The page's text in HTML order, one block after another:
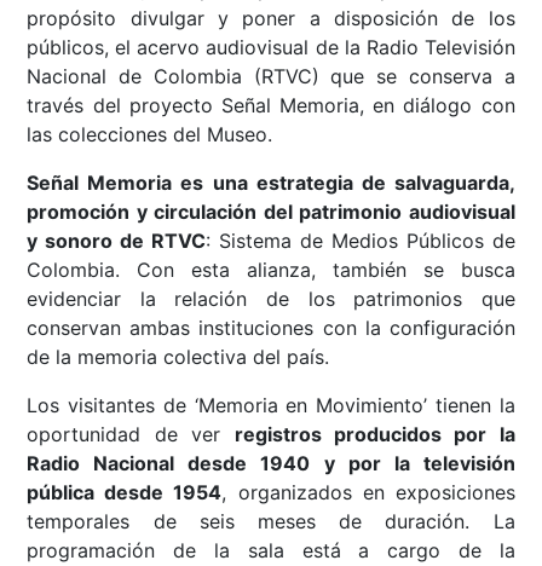
propósito divulgar y poner a disposición de los
públicos, el acervo audiovisual de la Radio Televisión
Nacional de Colombia (RTVC) que se conserva a
través del proyecto Señal Memoria, en diálogo con
las colecciones del Museo.
Señal Memoria es una estrategia de salvaguarda,
promoción y circulación del patrimonio audiovisual
y sonoro de RTVC: Sistema de Medios Públicos de
Colombia. Con esta alianza, también se busca
evidenciar la relación de los patrimonios que
conservan ambas instituciones con la configuración
de la memoria colectiva del país.
Los visitantes de ‘Memoria en Movimiento’ tienen la
oportunidad de ver registros producidos por la
Radio Nacional desde 1940 y por la televisión
pública desde 1954, organizados en exposiciones
temporales de seis meses de duración. La
programación de la sala está a cargo de la